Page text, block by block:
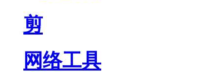
剪
网络工具